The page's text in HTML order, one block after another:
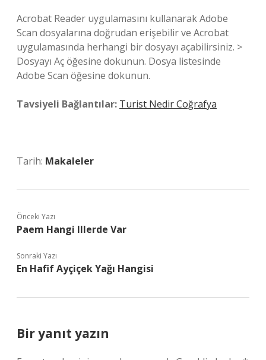
Acrobat Reader uygulamasını kullanarak Adobe
Scan dosyalarına doğrudan erişebilir ve Acrobat
uygulamasında herhangi bir dosyayı açabilirsiniz. >
Dosyayı Aç öğesine dokunun. Dosya listesinde
Adobe Scan öğesine dokunun.
Tavsiyeli Bağlantılar: Turist Nedir Coğrafya
Tarih: Makaleler
Önceki Yazı
Paem Hangi Illerde Var
Sonraki Yazı
En Hafif Ayçiçek Yağı Hangisi
Bir yanıt yazın